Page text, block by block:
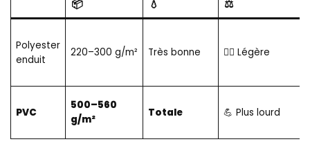
📦
💧
⚖️
Polyester
enduit
220–300 g/m² Très bonne 🏃‍♂️ Légère
PVC
500–560
g/m²
Totale 💪 Plus lourd